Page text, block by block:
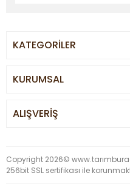
KATEGORİLER
KURUMSAL
ALIŞVERİŞ
Copyright 2026©
256bit SSL sertifikası ile